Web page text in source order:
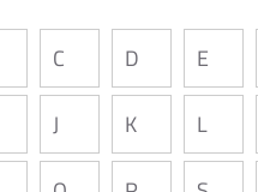
C D E
J K L